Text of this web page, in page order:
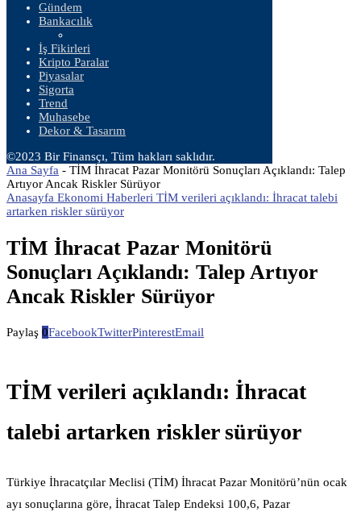
Gündem
Bankacılık
İş Fikirleri
Kripto Paralar
Piyasalar
Sigorta
Trend
Muhasebe
Dekor & Tasarım
©2023 Bir Finansçı, Tüm hakları saklıdır.
Ana Sayfa - TİM İhracat Pazar Monitörü Sonuçları Açıklandı: Talep
Artıyor Ancak Riskler Sürüyor
Anasayfa Ekonomi Haberleri TİM verileri açıklandı: İhracat talebi
artarken riskler sürüyor
TİM İhracat Pazar Monitörü
Sonuçları Açıklandı: Talep Artıyor
Ancak Riskler Sürüyor
Paylaş 0FacebookTwitterPinterestEmail
TİM verileri açıklandı: İhracat
talebi artarken riskler sürüyor
Türkiye İhracatçılar Meclisi (TİM) İhracat Pazar Monitörü’nün ocak
ayı sonuçlarına göre, İhracat Talep Endeksi 100,6, Pazar